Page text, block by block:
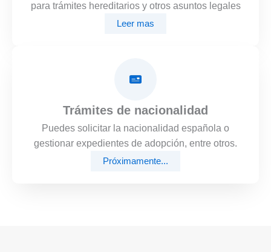
para trámites hereditarios y otros asuntos legales
Leer mas
Trámites de nacionalidad
Puedes solicitar la nacionalidad española o
gestionar expedientes de adopción, entre otros.
Próximamente...